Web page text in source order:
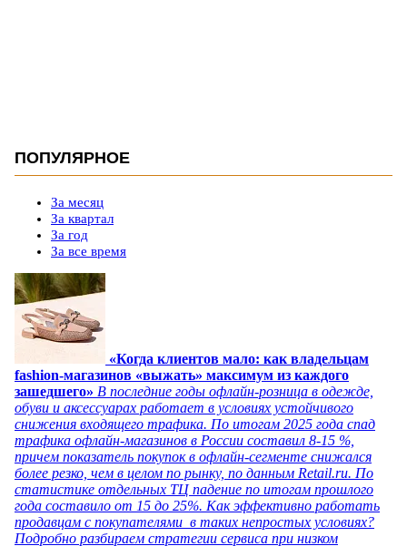
ПОПУЛЯРНОЕ
За месяц
За квартал
За год
За все время
«Когда клиентов мало: как владельцам
fashion-магазинов «выжать» максимум из каждого
зашедшего» В последние годы офлайн-розница в одежде,
обуви и аксессуарах работает в условиях устойчивого
снижения входящего трафика. По итогам 2025 года спад
трафика офлайн-магазинов в России составил 8-15 %,
причем показатель покупок в офлайн-сегменте снижался
более резко, чем в целом по рынку, по данным Retail.ru. По
статистике отдельных ТЦ падение по итогам прошлого
года составило от 15 до 25%. Как эффективно работать
продавцам с покупателями в таких непростых условиях?
Подробно разбираем стратегии сервиса при низком